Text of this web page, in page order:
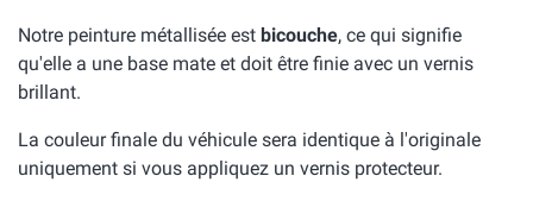
Notre peinture métallisée est bicouche, ce qui signifie
qu'elle a une base mate et doit être finie avec un vernis
brillant.
La couleur finale du véhicule sera identique à l'originale
uniquement si vous appliquez un vernis protecteur.